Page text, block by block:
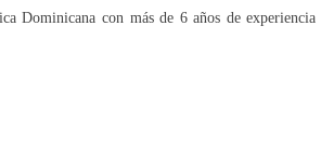
Dominicana con más de 6 años de